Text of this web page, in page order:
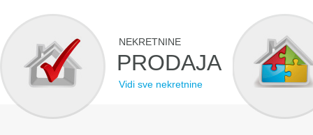
NEKRETNINE
PRODAJA
Vidi sve nekretnine